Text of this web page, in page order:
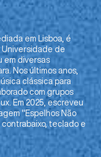
em Lisboa, é
Universidade de
em diversas
Nos últimos anos,
clássica para
com grupos
Em 2025, escreveu
"Espelhos Não
teclado e